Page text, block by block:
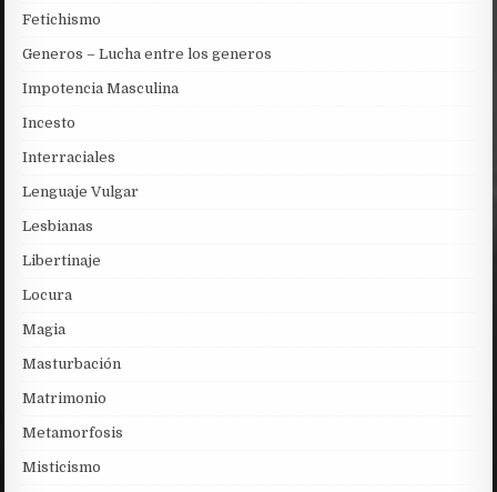
Fetichismo
Generos – Lucha entre los generos
Impotencia Masculina
Incesto
Interraciales
Lenguaje Vulgar
Lesbianas
Libertinaje
Locura
Magia
Masturbación
Matrimonio
Metamorfosis
Misticismo